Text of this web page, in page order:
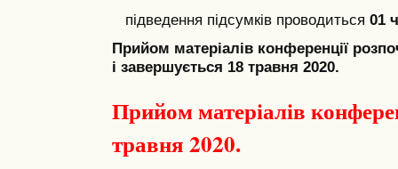
підведення підсумків проводиться 01
Прийом матеріалів конференції
і завершується 18 травня 2020.
Прийом матеріалів
травня 2020.